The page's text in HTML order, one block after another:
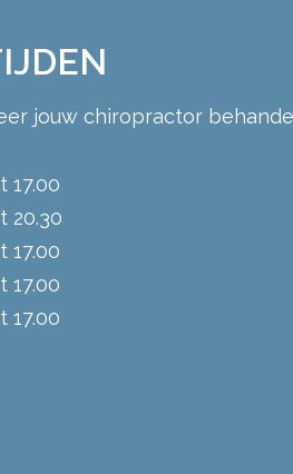
jouw chiropractor
17.00
20.30
17.00
17.00
17.00